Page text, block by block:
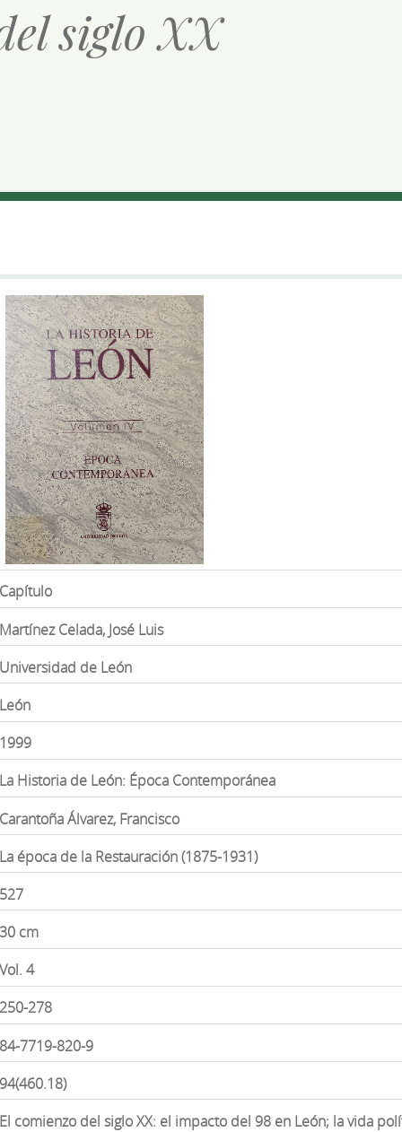
siglo XX
Capítulo
Martínez Celada, José Luis
Universidad de León
León
1999
La Historia de León: Época Contemporánea
Carantoña Álvarez, Francisco
La época de la Restauración (1875-1931)
527
30 cm
Vol. 4
250-278
84-7719-820-9
94(460.18)
El comienzo del siglo XX: el impacto del 98 en León; la vida